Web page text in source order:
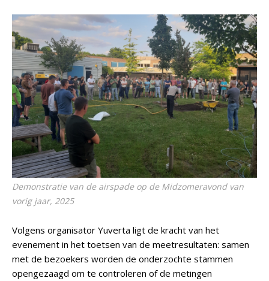
Demonstratie van de airspade op de Midzomeravond van
vorig jaar, 2025
Volgens organisator Yuverta ligt de kracht van het
evenement in het toetsen van de meetresultaten: samen
met de bezoekers worden de onderzochte stammen
opengezaagd om te controleren of de metingen